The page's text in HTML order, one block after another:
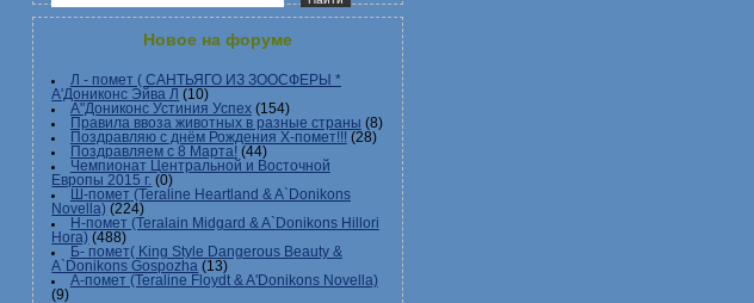
Новое на форуме
Л - помет ( САНТЬЯГО ИЗ ЗООСФЕРЫ *
А'Дониконс Эйва Л (10)
А"Дониконс Устиния Успех (154)
Правила ввоза животных в разные страны (8)
Поздравляю с днём Рождения Х-помет!!! (28)
Поздравляем с 8 Марта! (44)
Чемпионат Центральной и Восточной
Европы 2015 г. (0)
Ш-помет (Teraline Heartland & A`Donikons
Novella) (224)
Н-помет (Teralain Midgard & A`Donikons Hillori
Hora) (488)
Б- помет( King Style Dangerous Beauty &
A`Donikons Gospozha (13)
А-помет (Teraline Floydt & A'Donikons Novella)
(9)